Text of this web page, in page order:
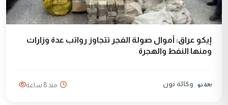
إيكو عراق: أموال صولة الفجر تتجاوز رواتب عدة وزارات
ومنها النفط والهجرة
وكالة نون منذ 8 ساعة